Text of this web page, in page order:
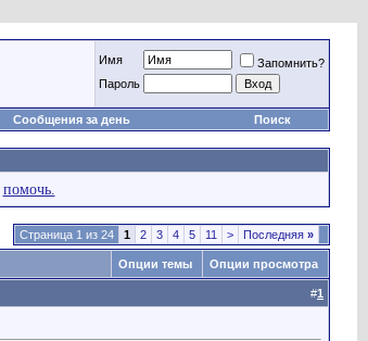
Имя
Запомнить?
Пароль
Сообщения за день Поиск
помочь.
Страница 1 из 24 1 2 3 4 5 11 > Последняя »
Опции темы Опции просмотра
#1